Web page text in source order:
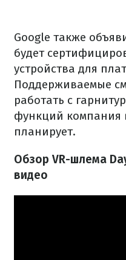
Google также
будет
устройства для
Поддерживаемые
работать с
функций компания
планирует.
Обзор VR-шлема
видео